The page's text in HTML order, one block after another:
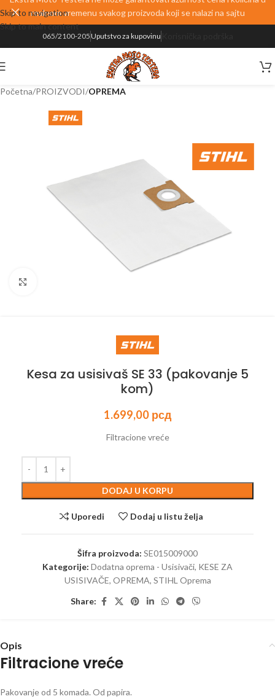
Skip to navigation
Skip to main content
realnom vremenu svakog proizvoda koji se nalazi na sajtu
065/2100-205Uputstvo za kupovinu
Početna PROIZVODI OPREMA
Kesa za usisivaš SE 33 (pakovanje 5
kom)
1.699,00 рсд
Filtracione vreće
DODAJ U KORPU
Uporedi Dodaj u listu želja
Šifra proizvoda: SE015009000
Kategorije: Dodatna oprema - Usisivači, KESE ZA
USISIVAČE, OPREMA, STIHL Oprema
Share:
Opis
Filtracione vreće
Pakovanje od 5 komada. Od papira.